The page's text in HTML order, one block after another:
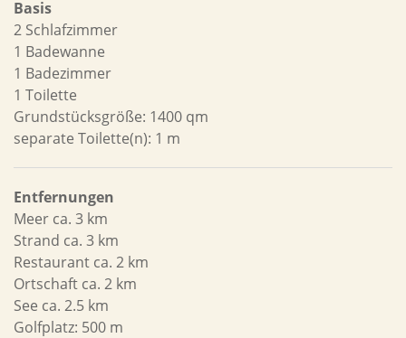
Basis
2 Schlafzimmer
1 Badewanne
1 Badezimmer
1 Toilette
Grundstücksgröße: 1400 qm
separate Toilette(n): 1 m
Entfernungen
Meer ca. 3 km
Strand ca. 3 km
Restaurant ca. 2 km
Ortschaft ca. 2 km
See ca. 2.5 km
Golfplatz: 500 m